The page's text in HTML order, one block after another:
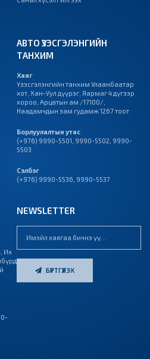
АВТО ҮЗЭСГЭЛЭНГИЙН
ТАНХИМ
Хаяг
Үзэсгэлэнгийн танхим Улаанбаатар
хот, Хан-Уул дүүрэг, Яармаг 4 дүгээр
хороо, Арцатын ам /17100/,
Наадамчдын зам гудамж 1267 тоот
Борлуулалтын утас
(+976) 9990-5501 9990-5502 9990-
5503
Сэлбэг
(+976) 9990-5536 9990-5537
Их
NEWSLETTER
БҮРТГҮҮЛЭХ